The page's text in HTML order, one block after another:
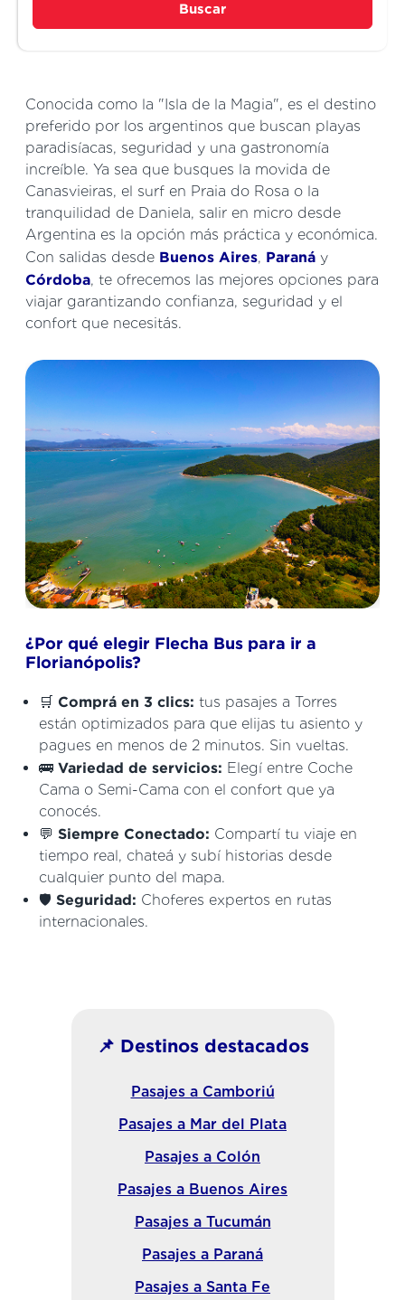
Buscar
Conocida como la "Isla de la Magia", es el destino
preferido por los argentinos que buscan playas
paradisíacas, seguridad y una gastronomía
increíble. Ya sea que busques la movida de
Canasvieiras, el surf en Praia do Rosa o la
tranquilidad de Daniela, salir en micro desde
Argentina es la opción más práctica y económica.
Con salidas desde Buenos Aires, Paraná y
Córdoba, te ofrecemos las mejores opciones para
viajar garantizando confianza, seguridad y el
confort que necesitás.
¿Por qué elegir Flecha Bus para ir a
Florianópolis?
🛒Comprá en 3 clics: tus pasajes a Torres
están optimizados para que elijas tu asiento y
pagues en menos de 2 minutos. Sin vueltas.
🚌Variedad de servicios: Elegí entre Coche
Cama o Semi-Cama con el confort que ya
conocés.
💬Siempre Conectado: Compartí tu viaje en
tiempo real, chateá y subí historias desde
cualquier punto del mapa.
🛡️Seguridad: Choferes expertos en rutas
internacionales.
📌 Destinos destacados
Pasajes a Camboriú
Pasajes a Mar del Plata
Pasajes a Colón
Pasajes a Buenos Aires
Pasajes a Tucumán
Pasajes a Paraná
Pasajes a Santa Fe